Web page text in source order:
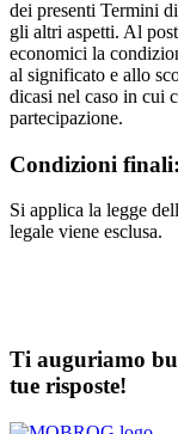
dei presenti Termini
gli altri aspetti. Al
economici la
al significato e allo
dicasi nel caso in cui
partecipazione.
Condizioni finali:
Si applica la legge
legale viene esclusa.
Ti auguriamo
tue risposte!